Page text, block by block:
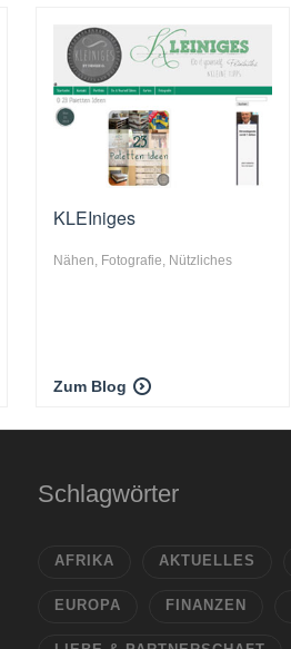
KLEIniges
Nähen, Fotografie, Nützliches
Zum Blog
Schlagwörter
AFRIKA AKTUELLES
EUROPA FINANZEN